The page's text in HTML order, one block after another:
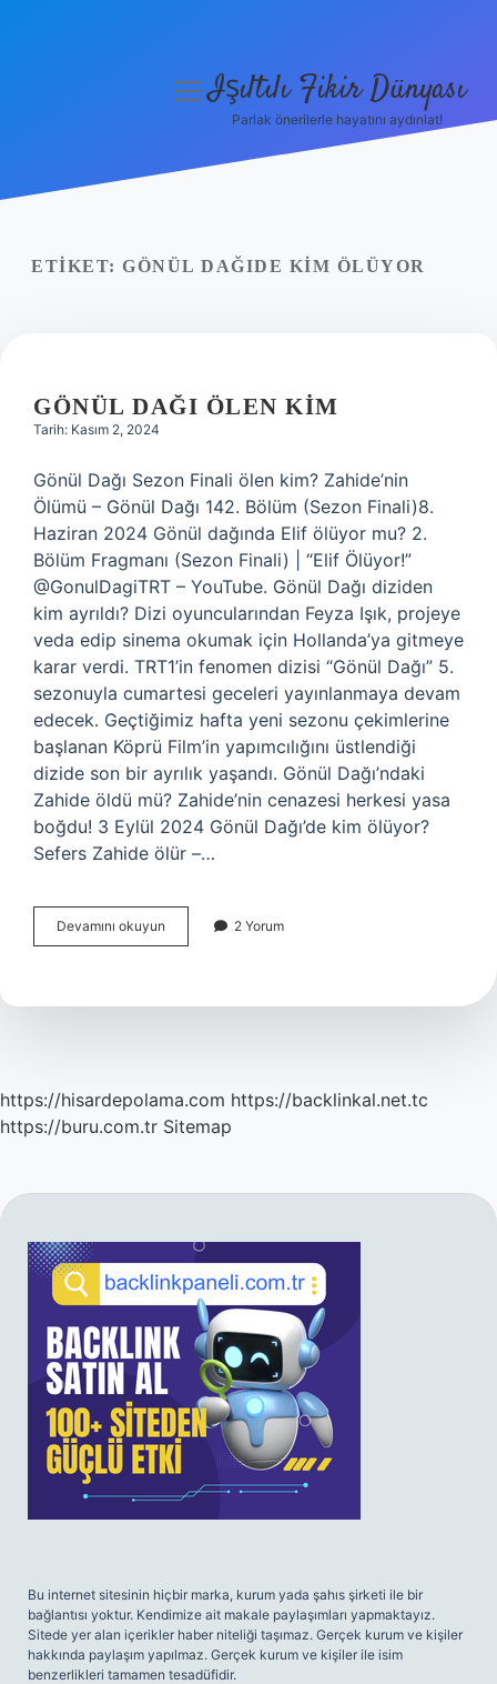
Yasal Uyarı
menüyüIşıltılı Fikir Dünyası
Parlak önerilerle hayatını aydınlat!
ETIKET: GÖNÜL DAĞIDE KIM ÖLÜYOR
GÖNÜL DAĞI ÖLEN KIM
Tarih: Kasım 2, 2024
Gönül Dağı Sezon Finali ölen kim? Zahide’nin
Ölümü – Gönül Dağı 142. Bölüm (Sezon Finali)8.
Haziran 2024 Gönül dağında Elif ölüyor mu? 2.
Bölüm Fragmanı (Sezon Finali) | “Elif Ölüyor!”
@GonulDagiTRT – YouTube. Gönül Dağı diziden
kim ayrıldı? Dizi oyuncularından Feyza Işık, projeye
veda edip sinema okumak için Hollanda’ya gitmeye
karar verdi. TRT1’in fenomen dizisi “Gönül Dağı” 5.
sezonuyla cumartesi geceleri yayınlanmaya devam
edecek. Geçtiğimiz hafta yeni sezonu çekimlerine
başlanan Köprü Film’in yapımcılığını üstlendiği
dizide son bir ayrılık yaşandı. Gönül Dağı’ndaki
Zahide öldü mü? Zahide’nin cenazesi herkesi yasa
boğdu! 3 Eylül 2024 Gönül Dağı’de kim ölüyor?
Sefers Zahide ölür –…
Devamını okuyun
Dağı
2 Yorum
https://hisardepolama.com https://backlinkal.net.tc
https://buru.com.tr Sitemap
SIDEBAR
Bu internet sitesinin hiçbir marka, kurum yada şahıs şirketi ile bir
bağlantısı yoktur. Kendimize ait makale paylaşımları yapmaktayız.
Sitede yer alan içerikler haber niteliği taşımaz. Gerçek kurum ve kişiler
hakkında paylaşım yapılmaz. Gerçek kurum ve kişiler ile isim
benzerlikleri tamamen tesadüfidir.